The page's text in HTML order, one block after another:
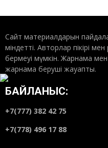
Сайт материалдарын
міндетті. Авторлар пікірі
бермеуі мүмкін. Жарнама
жарнама беруші жауапты.
БАЙЛАНЫС:
+7(777) 382 42 75
+7(778) 496 17 88